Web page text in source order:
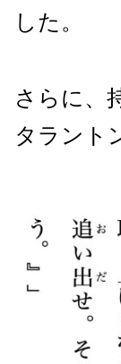
した。
さらに、
タラント